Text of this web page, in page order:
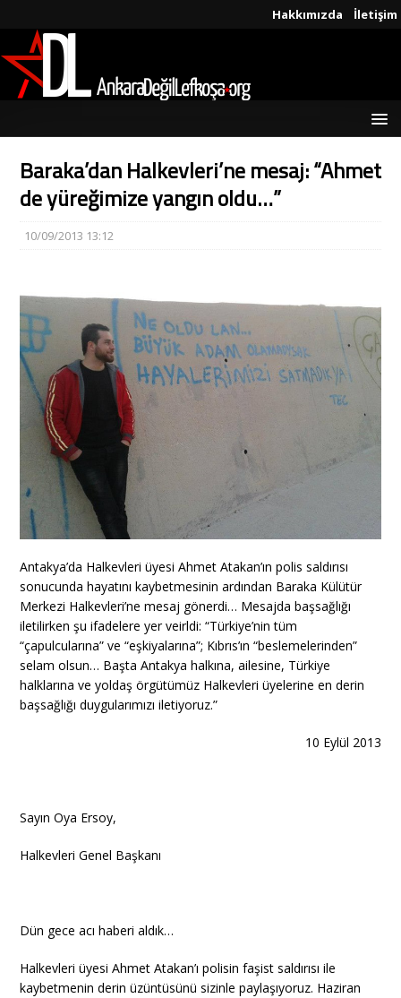
Hakkımızda İletişim
Baraka’dan Halkevleri’ne mesaj: “Ahmet
de yüreğimize yangın oldu…”
10/09/2013 13:12
Antakya’da Halkevleri üyesi Ahmet Atakan’ın polis saldırısı
sonucunda hayatını kaybetmesinin ardından Baraka Külütür
Merkezi Halkevleri’ne mesaj gönerdi… Mesajda başsağlığı
iletilirken şu ifadelere yer veirldi: “Türkiye’nin tüm
“çapulcularına” ve “eşkiyalarına”; Kıbrıs’ın “beslemelerinden”
selam olsun… Başta Antakya halkına, ailesine, Türkiye
halklarına ve yoldaş örgütümüz Halkevleri üyelerine en derin
başsağlığı duygularımızı iletiyoruz.”
10 Eylül 2013
Sayın Oya Ersoy,
Halkevleri Genel Başkanı
Dün gece acı haberi aldık…
Halkevleri üyesi Ahmet Atakan’ı polisin faşist saldırısı ile
kaybetmenin derin üzüntüsünü sizinle paylaşıyoruz. Haziran